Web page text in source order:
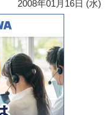
2008年01月16日 (水)